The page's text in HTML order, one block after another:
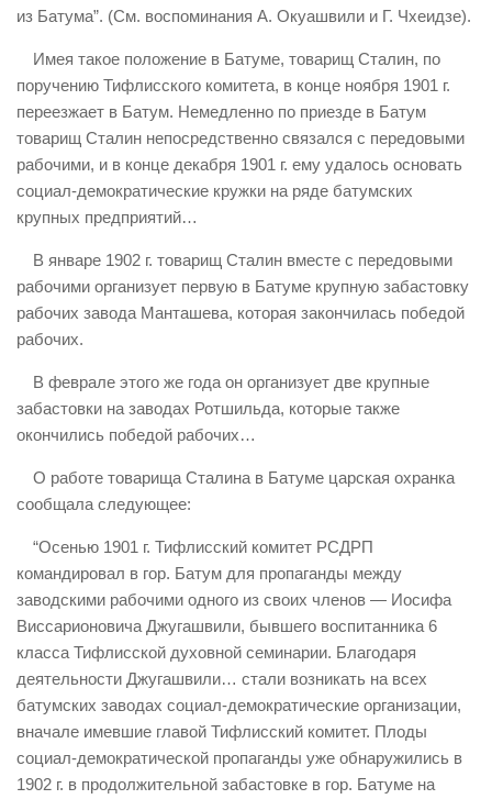
из Батума”. (См. воспоминания А. Окуашвили и Г. Чхеидзе).
Имея такое положение в Батуме, товарищ Сталин, по
поручению Тифлисского комитета, в конце ноября 1901 г.
переезжает в Батум. Немедленно по приезде в Батум
товарищ Сталин непосредственно связался с передовыми
рабочими, и в конце декабря 1901 г. ему удалось основать
социал-демократические кружки на ряде батумских
крупных предприятий…
В январе 1902 г. товарищ Сталин вместе с передовыми
рабочими организует первую в Батуме крупную забастовку
рабочих завода Манташева, которая закончилась победой
рабочих.
В феврале этого же года он организует две крупные
забастовки на заводах Ротшильда, которые также
окончились победой рабочих…
О работе товарища Сталина в Батуме царская охранка
сообщала следующее:
“Осенью 1901 г. Тифлисский комитет РСДРП
командировал в гор. Батум для пропаганды между
заводскими рабочими одного из своих членов — Иосифа
Виссарионовича Джугашвили, бывшего воспитанника 6
класса Тифлисской духовной семинарии. Благодаря
деятельности Джугашвили… стали возникать на всех
батумских заводах социал-демократические организации,
вначале имевшие главой Тифлисский комитет. Плоды
социал-демократической пропаганды уже обнаружились в
1902 г. в продолжительной забастовке в гор. Батуме на